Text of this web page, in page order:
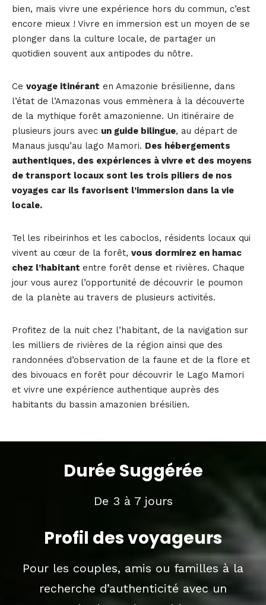
bien, mais vivre une expérience hors du commun, c’est
encore mieux ! Vivre en immersion est un moyen de se
plonger dans la culture locale, de partager un
quotidien souvent aux antipodes du nôtre.
Ce voyage itinérant en Amazonie brésilienne, dans
l’état de l’Amazonas vous emmènera à la découverte
de la mythique forêt amazonienne. Un itinéraire de
plusieurs jours avec un guide bilingue, au départ de
Manaus jusqu’au lago Mamori. Des hébergements
authentiques, des expériences à vivre et des moyens
de transport locaux sont les trois piliers de nos
voyages car ils favorisent l’immersion dans la vie
locale.
Tel les ribeirinhos et les caboclos, résidents locaux qui
vivent au cœur de la forêt, vous dormirez en hamac
chez l’habitant entre forêt dense et rivières. Chaque
jour vous aurez l’opportunité de découvrir le poumon
de la planète au travers de plusieurs activités.
Profitez de la nuit chez l’habitant, de la navigation sur
les milliers de rivières de la région ainsi que des
randonnées d’observation de la faune et de la flore et
des bivouacs en forêt pour découvrir le Lago Mamori
et vivre une expérience authentique auprès des
habitants du bassin amazonien brésilien.
Durée Suggérée
De 3 à 7 jours
Profil des voyageurs
Pour les couples, amis ou familles à la
recherche d’authenticité avec un